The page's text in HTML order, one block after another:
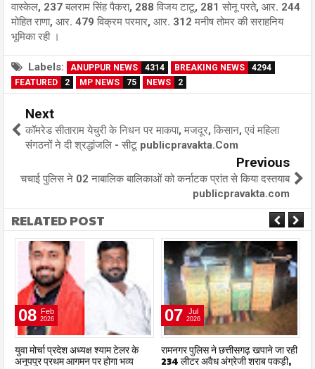
वास्केल, 237 बलराम सिंह पैकरा, 288 विजय टाटू, 281 सोनू परते, आर. 244
मोहित राणा, आर. 479 विक्रम परमार, आर. 312 मनीष तोमर की सराहनिय
भूमिका रही ।
Labels: ANUPPUR NEWS 4314 BREAKING NEWS
4294
FEATURED
2 MP NEWS 75 NEWS 2
Next
कॉमरेड सीताराम येचुरी के निधन पर माकपा, मजदूर, किसान, एवं महिला
संगठनों ने दी श्रद्धांजलि - सीटू publicpravakta.Com
Previous
चचाई पुलिस ने 02 नाबालिक बालिकाओं को कर्नाटक प्रांत से किया दस्तयाब
publicpravakta.com
RELATED POST
08 Feb
2026
युवा मोर्चा प्रदेश अध्यक्ष श्याम टेलर के
अनूपपुर प्रथम आगमन पर होगा भव्य
07 Jul
2026
रामनगर पुलिस ने छत्तीसगढ़ खपाने जा रही
234 लीटर अवैध अंग्रेजी शराब पकड़ी,